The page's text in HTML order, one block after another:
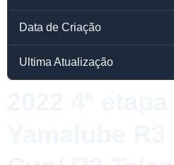
Data de Criação
Ultima Atualização